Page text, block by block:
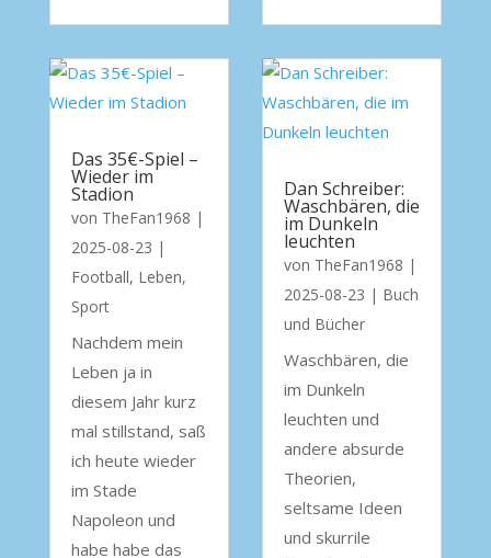
Das 35€-Spiel –
Wieder im
Stadion
von TheFan1968 |
2025-08-23 |
Football, Leben,
Sport
Nachdem mein
Leben ja in
diesem Jahr kurz
mal stillstand, saß
ich heute wieder
im Stade
Napoleon und
habe habe das
Dan Schreiber:
Waschbären, die
im Dunkeln
leuchten
von TheFan1968 |
2025-08-23 | Buch
und Bücher
Waschbären, die
im Dunkeln
leuchten und
andere absurde
Theorien,
seltsame Ideen
und skurrile